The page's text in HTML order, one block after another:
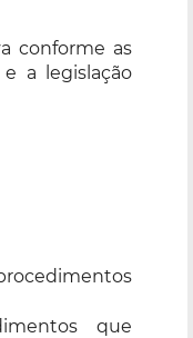
conforme as
a legislação
que